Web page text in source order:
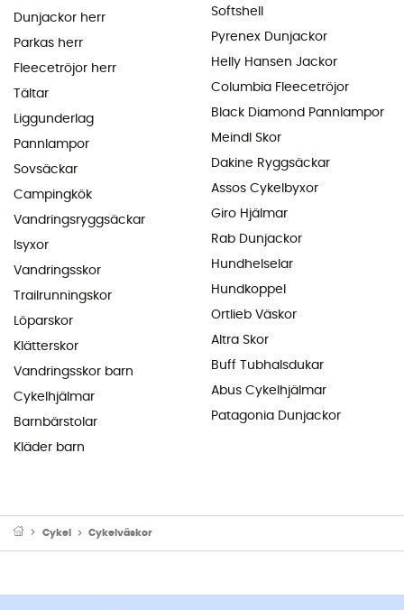
Dunjackor herr
Parkas herr
Fleecetröjor herr
Tältar
Liggunderlag
Pannlampor
Sovsäckar
Campingkök
Vandringsryggsäckar
Isyxor
Vandringsskor
Trailrunningskor
Löparskor
Klätterskor
Vandringsskor barn
Cykelhjälmar
Barnbärstolar
Kläder barn
Softshell
Pyrenex Dunjackor
Helly Hansen Jackor
Columbia Fleecetröjor
Black Diamond Pannlampor
Meindl Skor
Dakine Ryggsäckar
Assos Cykelbyxor
Giro Hjälmar
Rab Dunjackor
Hundhelselar
Hundkoppel
Ortlieb Väskor
Altra Skor
Buff Tubhalsdukar
Abus Cykelhjälmar
Patagonia Dunjackor
Cykel Cykelväskor